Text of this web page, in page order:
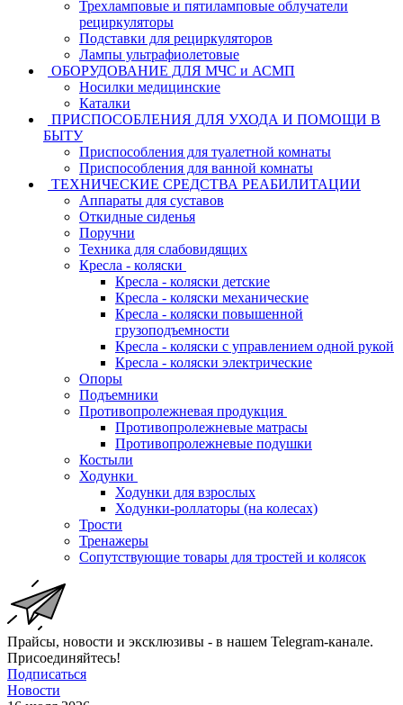
Трехламповые и пятиламповые облучатели
рециркуляторы
Подставки для рециркуляторов
Лампы ультрафиолетовые
ОБОРУДОВАНИЕ ДЛЯ МЧС и АСМП
Носилки медицинские
Каталки
ПРИСПОСОБЛЕНИЯ ДЛЯ УХОДА И ПОМОЩИ В
БЫТУ
Приспособления для туалетной комнаты
Приспособления для ванной комнаты
ТЕХНИЧЕСКИЕ СРЕДСТВА РЕАБИЛИТАЦИИ
Аппараты для суставов
Откидные сиденья
Поручни
Техника для слабовидящих
Кресла - коляски
Кресла - коляски детские
Кресла - коляски механические
Кресла - коляски повышенной
грузоподъемности
Кресла - коляски с управлением одной рукой
Кресла - коляски электрические
Опоры
Подъемники
Противопролежневая продукция
Противопролежневые матрасы
Противопролежневые подушки
Костыли
Ходунки
Ходунки для взрослых
Ходунки-роллаторы (на колесах)
Трости
Тренажеры
Сопутствующие товары для тростей и колясок
Прайсы, новости и эксклюзивы - в нашем Telegram-канале.
Присоединяйтесь!
Подписаться
Новости